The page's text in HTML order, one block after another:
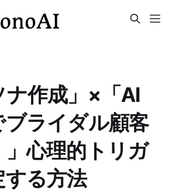
ナ作成」×「AI
ブライダル顧客
」心理的トリガ
する方法